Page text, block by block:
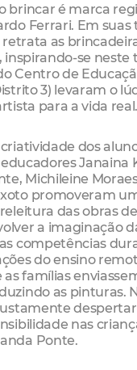
brincar é marca
Ferrari. Em suas
retrata as
inspirando-se neste
Centro de
3) levaram o
para a vida real.
dos
Janaina
Michileine
promoveram
das obras
a imaginação
competências
do ensino
famílias
as pinturas.
despertar
nas
Ponte.